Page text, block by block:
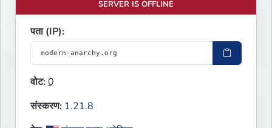
SERVER IS OFFLINE
पता (IP):
वोट:0
संस्करण: 1.21.8